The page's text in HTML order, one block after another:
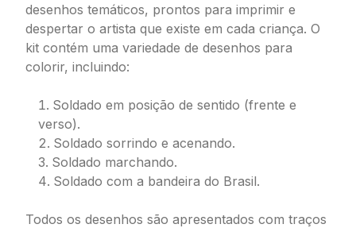
desenhos temáticos, prontos para imprimir e
despertar o artista que existe em cada criança. O
kit contém uma variedade de desenhos para
colorir, incluindo:
Soldado em posição de sentido (frente e
verso).
Soldado sorrindo e acenando.
Soldado marchando.
Soldado com a bandeira do Brasil.
Todos os desenhos são apresentados com traços